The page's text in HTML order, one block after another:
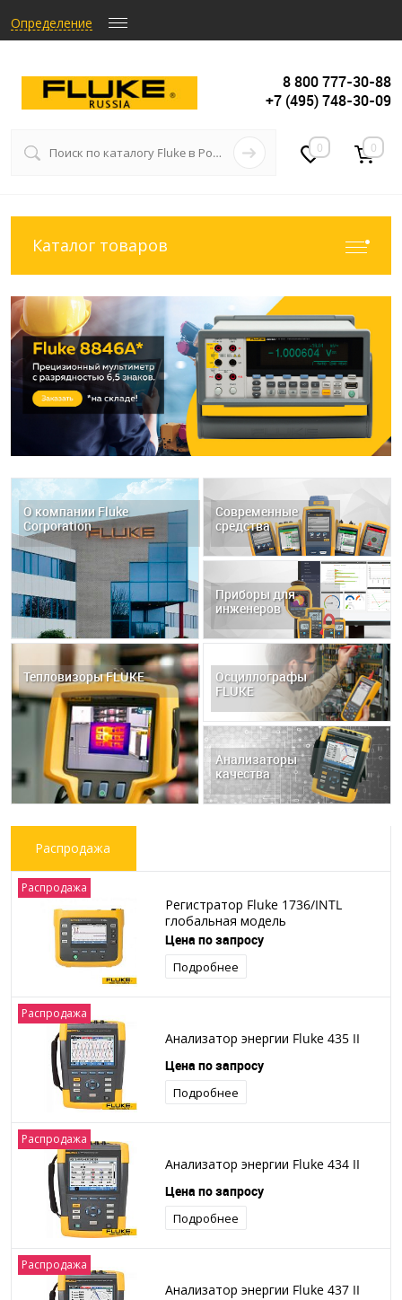
Определение
8 800 777-30-88
+7 (495) 748-30-09
0 0
Каталог товаров
О компании Fluke
Corporation
Современные
средства
измерения и
диагностики
Приборы для
инженеров
Тепловизоры FLUKE
Осциллографы
FLUKE
Анализаторы
качества
электроэнергии
Распродажа
Распродажа
Регистратор Fluke 1736/INTL
глобальная модель
Цена по запросу
Подробнее
Распродажа
Анализатор энергии Fluke 435 II
Цена по запросу
Подробнее
Распродажа
Анализатор энергии Fluke 434 II
Цена по запросу
Подробнее
Распродажа
Анализатор энергии Fluke 437 II